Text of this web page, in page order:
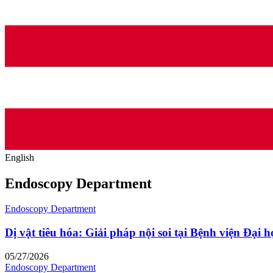
English
Endoscopy Department
Endoscopy Department
Dị vật tiêu hóa: Giải pháp nội soi tại Bệnh viện Đại
05/27/2026
Endoscopy Department